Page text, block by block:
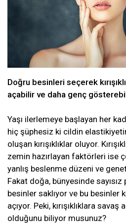
Doğru besinleri seçerek
açabilir ve daha genç
Yaşı ilerlemeye başlayan her
hiç şüphesiz ki cildin
oluşan kırışıklıklar oluyor.
zemin hazırlayan faktörleri ise
yanlış beslenme düzeni ve
Fakat doğa, bünyesinde
besinler saklıyor ve bu besinler
açıyor. Peki, kırışıklıklara
olduğunu biliyor musunuz?